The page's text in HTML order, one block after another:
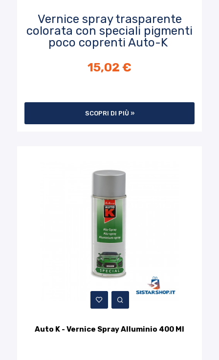
Vernice spray trasparente
colorata con speciali pigmenti
poco coprenti Auto-K
15,02 €
SCOPRI DI PIÙ »
Auto K - Vernice Spray Alluminio 400 Ml